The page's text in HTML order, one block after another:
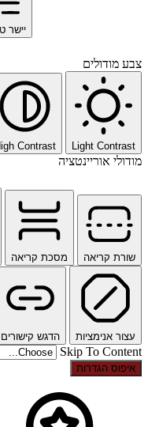
יישר
צבע מודולים
Light Contrast
Contrast
מודולי אוריינטציה
שורת קריאה מסכת קריאה
עצור אנימציות הדגש קישורים
Skip To Content
איפוס הגדרות